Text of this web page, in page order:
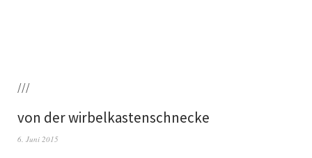
///
von der wirbelkastenschnecke
6. Juni 2015